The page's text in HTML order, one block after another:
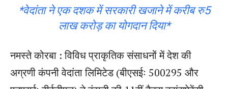
*वेदांता ने एक दशक में सरकारी खजाने में करीब रु5
लाख करोड़ का योगदान दिया*
नमस्ते कोरबा : विविध प्राकृतिक संसाधनों में देश की
अग्रणी कंपनी वेदांता लिमिटेड (बीएसईः 500295 और